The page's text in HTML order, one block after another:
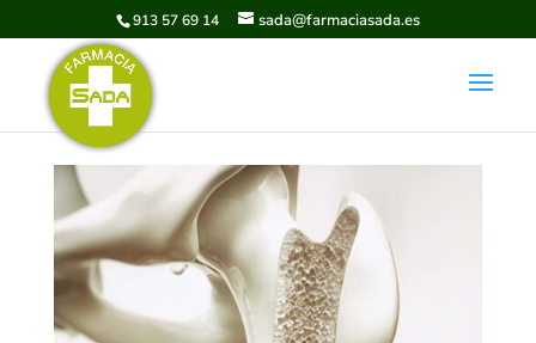
913 57 69 14 sada@farmaciasada.es